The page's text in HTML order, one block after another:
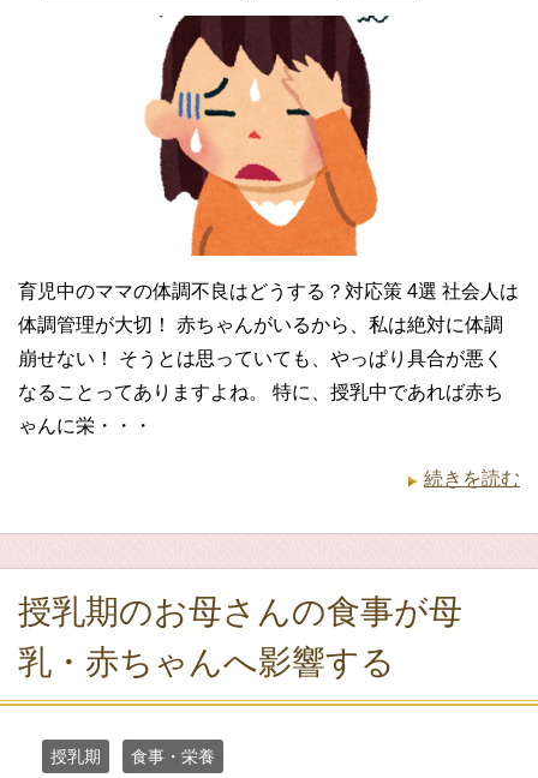
育児中のママの体調不良はどうする？対応策 4選 社会人は
体調管理が大切！ 赤ちゃんがいるから、私は絶対に体調
崩せない！ そうとは思っていても、やっぱり具合が悪く
なることってありますよね。 特に、授乳中であれば赤ち
ゃんに栄・・・
続きを読む
授乳期のお母さんの食事が母
乳・赤ちゃんへ影響する
授乳期 食事・栄養